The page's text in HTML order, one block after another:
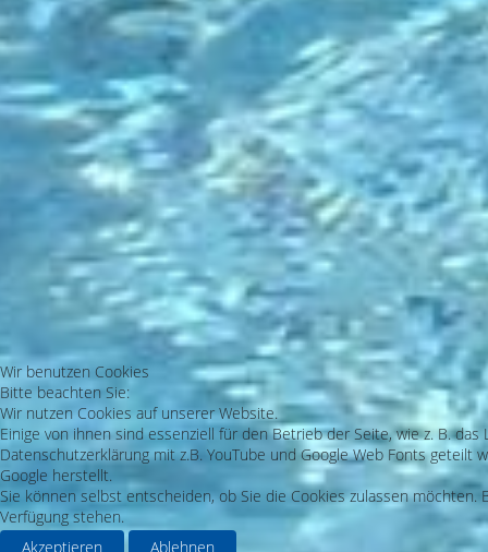
Wir benutzen Cookies
Bitte beachten Sie:
Wir nutzen Cookies auf unserer Website.
Einige von ihnen sind essenziell für den Betrieb der Seite, wie z. B.
Datenschutzerklärung mit z.B. YouTube und Google Web Fonts
Google herstellt.
Sie können selbst entscheiden, ob Sie die Cookies zulassen
Verfügung stehen.
Akzeptieren
Ablehnen